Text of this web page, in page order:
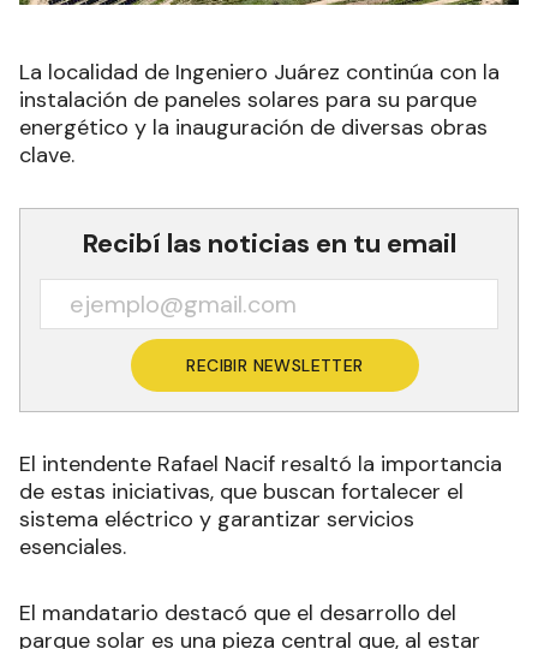
La localidad de Ingeniero Juárez continúa con la
instalación de paneles solares para su parque
energético y la inauguración de diversas obras
clave.
Recibí las noticias en tu email
RECIBIR NEWSLETTER
El intendente Rafael Nacif resaltó la importancia
de estas iniciativas, que buscan fortalecer el
sistema eléctrico y garantizar servicios
esenciales.
El mandatario destacó que el desarrollo del
parque solar es una pieza central que, al estar